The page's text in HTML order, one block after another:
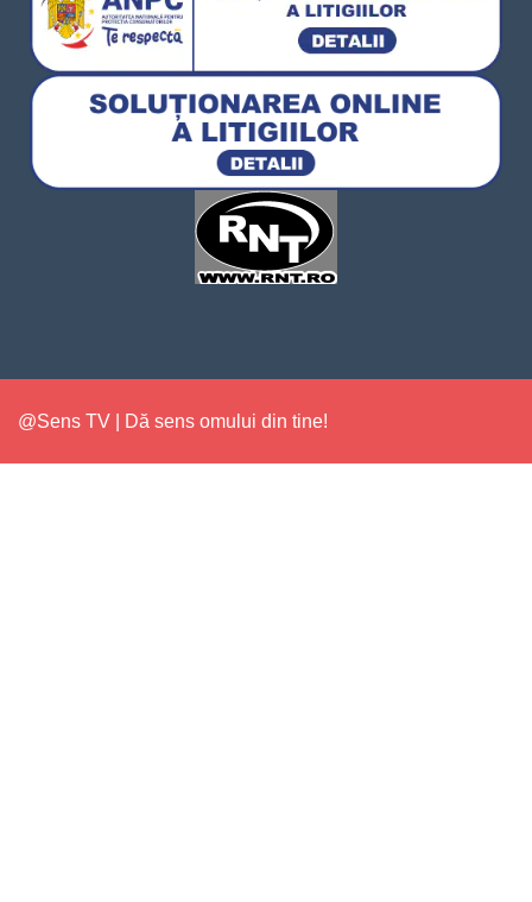
@Sens TV | Dă sens omului din tine!